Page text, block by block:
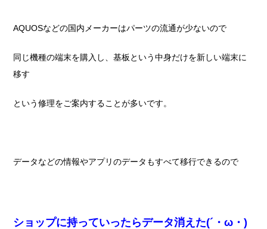
AQUOSなどの国内メーカーはパーツの流通が少ないので
同じ機種の端末を購入し、基板という中身だけを新しい端末に
移す
という修理をご案内することが多いです。
データなどの情報やアプリのデータもすべて移行できるので
ショップに持っていったらデータ消えた(´・ω・)